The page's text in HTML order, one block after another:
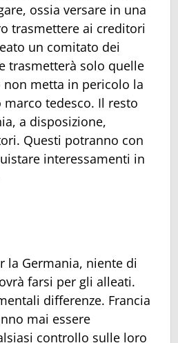
ossia versare in una
trasmettere ai creditori
un comitato dei
trasmetterà solo quelle
metta in pericolo la
tedesco. Il resto
a disposizione,
Questi potranno con
interessamenti in
la Germania, niente di
farsi per gli alleati.
differenze. Francia
mai essere
controllo sulle loro